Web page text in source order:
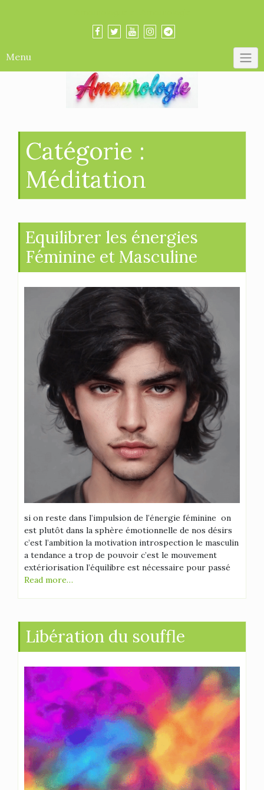
Menu
Catégorie :
Méditation
Equilibrer les énergies
Féminine et Masculine
si on reste dans l’impulsion de l’énergie féminine on
est plutôt dans la sphère émotionnelle de nos désirs
c’est l’ambition la motivation introspection le masculin
a tendance a trop de pouvoir c’est le mouvement
extériorisation l’équilibre est nécessaire pour passé
Read more…
Libération du souffle